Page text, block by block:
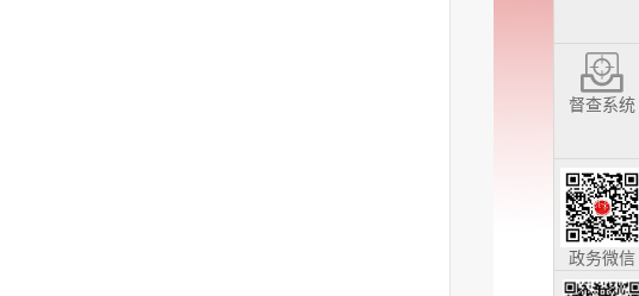
督查系统
政务微信